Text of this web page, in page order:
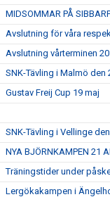
MIDSOMMAR PÅ
Avslutning för våra
Avslutning vårterminen
SNK-Tävling i Malmö den
Gustav Freij Cup 19 maj
SNK-Tävling i Vellinge
NYA BJÖRNKAMPEN 21
Träningstider under
Lergökakampen i